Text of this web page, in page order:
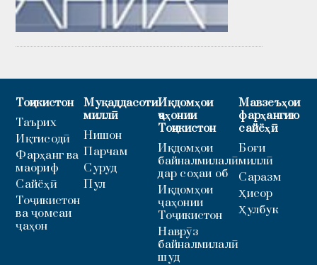
Тоҷикистон
Таърих
Иқтисодӣ
Фарҳанг ва
маориф
Сайёҳӣ
Тоҷикистон
ва ҷомеаи
ҷаҳон
Муқаддасоти
миллӣ
Нишон
Парчам
Суруд
Пул
Иқдомҳои
ҷаҳонии
Тоҷикистон
Иқдомҳои
байналмилалӣ
дар соҳаи об
Иқдомҳои
ҷаҳонии
Тоҷикистон
Наврӯз
байналмилалӣ
шуд
Мавзеъҳои
фарҳангию
сайёҳӣ
Боғи
миллӣ
Саразм
Ҳисор
Ҳулбук